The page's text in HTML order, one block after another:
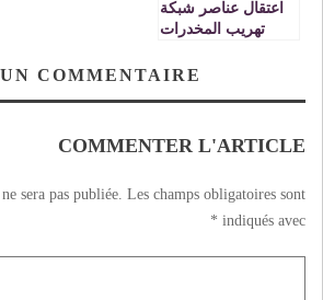
اعتقال عناصر شبكة
تهريب المخدرات
المغرب في بركانCOMMENTAIRE
COMMENTER L'ARTICLE
sera pas publiée. Les champs obligatoires sont
indiqués avec
*